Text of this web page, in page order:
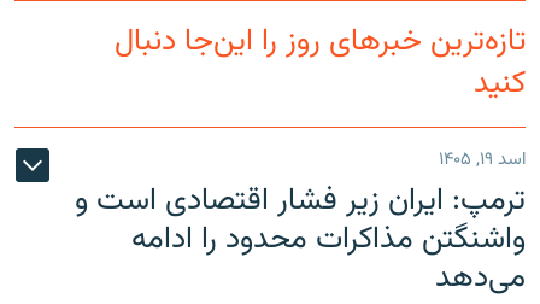
تازه‌ترین خبرهای روز را این‌جا دنبال
کنید
اسد ۱۹, ۱۴۰۵
ترمپ: ایران زیر فشار اقتصادی است و
واشنگتن مذاکرات محدود را ادامه
می‌دهد